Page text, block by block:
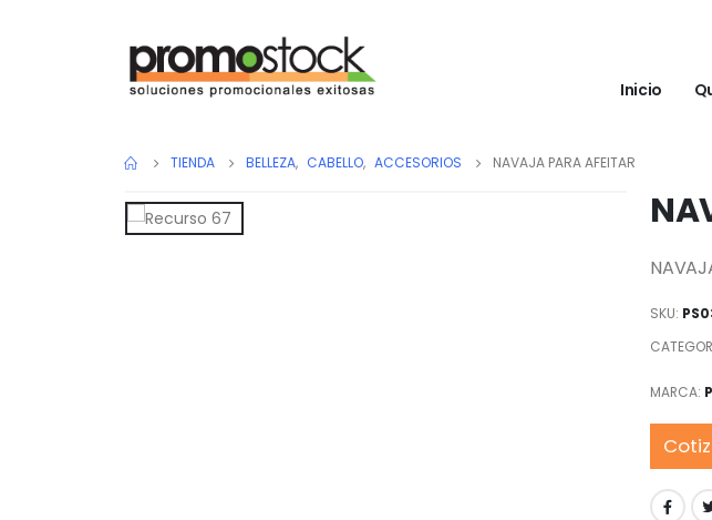
Inicio
TIENDA BELLEZA, CABELLO, ACCESORIOS NAVAJA PARA AFEITAR
SKU:
MARCA: